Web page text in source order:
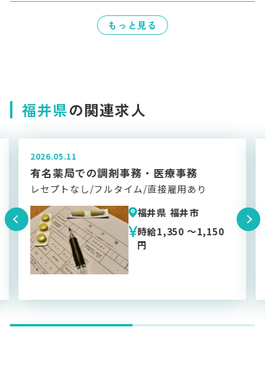
もっと見る
福井県の関連求人
2026.04.22
老人ホームでの介護全般
週休二日制/駐車場完備/経験者歓迎
福井県 福井市
時給1,206 円